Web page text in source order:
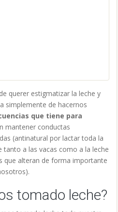
en el siglo XVIII
que se tenían para carne y la
hacer algo de queso o
de la madre siempre se
le ocurría darle la leche de un
siglo XVIII los médicos
fueron venciendo la
también con ella crecían. Así